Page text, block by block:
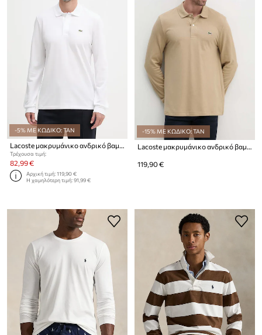
-5% ΜΕ ΚΩΔΙΚΟ: TAN
Lacoste μακρυμάνικο ανδρικό βαμβακερό
Τρέχουσα τιμή:
82,99 €
Αρχική τιμή:119,90 €
Η χαμηλότερη τιμή:91,99 €
-15% ΜΕ ΚΩΔΙΚΟ: TAN
Lacoste μακρυμάνικο ανδρικό βαμβακερό
119,90 €